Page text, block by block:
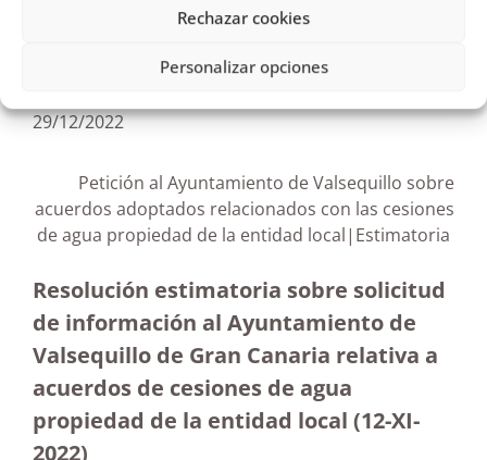
Rechazar cookies
Personalizar opciones
29/12/2022
Petición al Ayuntamiento de Valsequillo sobre
acuerdos adoptados relacionados con las cesiones
de agua propiedad de la entidad local|Estimatoria
Resolución estimatoria sobre solicitud
de información al Ayuntamiento de
Valsequillo de Gran Canaria relativa a
acuerdos de cesiones de agua
propiedad de la entidad local (12-XI-
2022)